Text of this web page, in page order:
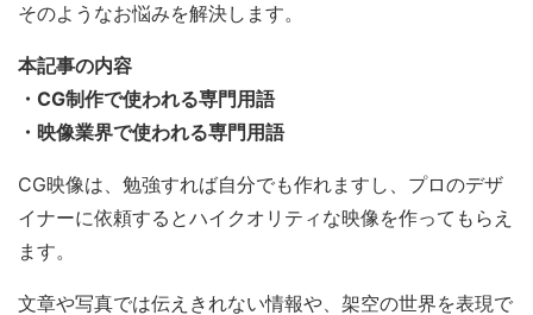
そのようなお悩みを解決します。
本記事の内容
・CG制作で使われる専門用語
・映像業界で使われる専門用語
CG映像は、勉強すれば自分でも作れますし、プロのデザ
イナーに依頼するとハイクオリティな映像を作ってもらえ
ます。
文章や写真では伝えきれない情報や、架空の世界を表現で